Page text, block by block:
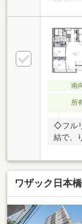
内見予
く行く
Door機
ます。
まらず
や「未
を通
寄り
南
所
◇フル
結で、
へアク
方へ快
便利◇
利便性
間◇安
完全予
ワザック日本橋